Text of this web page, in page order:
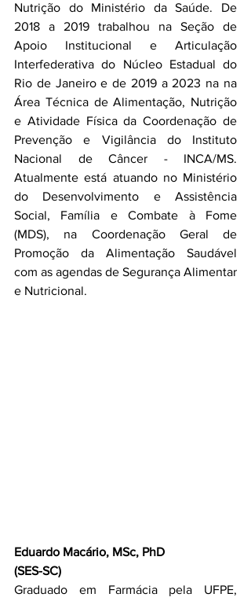
Nutrição do Ministério da Saúde. De
2018 a 2019 trabalhou na Seção de
Apoio Institucional e Articulação
Interfederativa do Núcleo Estadual do
Rio de Janeiro e de 2019 a 2023 na na
Área Técnica de Alimentação, Nutrição
e Atividade Física da Coordenação de
Prevenção e Vigilância do Instituto
Nacional de Câncer - INCA/MS.
Atualmente está atuando no Ministério
do Desenvolvimento e Assistência
Social, Família e Combate à Fome
(MDS), na Coordenação Geral de
Promoção da Alimentação Saudável
com as agendas de Segurança Alimentar
e Nutricional.
Eduardo Macário, MSc, PhD
(SES-SC)
Graduado em Farmácia pela UFPE,